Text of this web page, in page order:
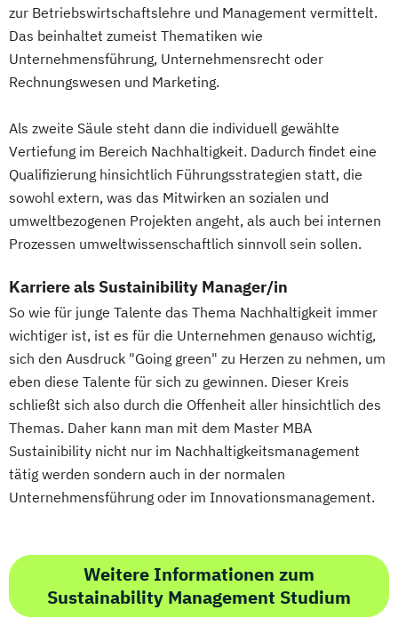
zur Betriebswirtschaftslehre und Management vermittelt.
Das beinhaltet zumeist Thematiken wie
Unternehmensführung, Unternehmensrecht oder
Rechnungswesen und Marketing.
Als zweite Säule steht dann die individuell gewählte
Vertiefung im Bereich Nachhaltigkeit. Dadurch findet eine
Qualifizierung hinsichtlich Führungsstrategien statt, die
sowohl extern, was das Mitwirken an sozialen und
umweltbezogenen Projekten angeht, als auch bei internen
Prozessen umweltwissenschaftlich sinnvoll sein sollen.
Karriere als Sustainibility Manager/in
So wie für junge Talente das Thema Nachhaltigkeit immer
wichtiger ist, ist es für die Unternehmen genauso wichtig,
sich den Ausdruck "Going green" zu Herzen zu nehmen, um
eben diese Talente für sich zu gewinnen. Dieser Kreis
schließt sich also durch die Offenheit aller hinsichtlich des
Themas. Daher kann man mit dem Master MBA
Sustainibility nicht nur im Nachhaltigkeitsmanagement
tätig werden sondern auch in der normalen
Unternehmensführung oder im Innovationsmanagement.
Weitere Informationen zum
Sustainability Management Studium